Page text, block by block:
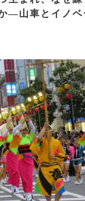
―山車とイノ